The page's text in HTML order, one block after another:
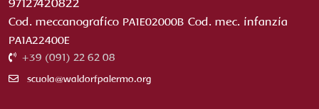
97127420822
Cod. meccanografico PA1E02000B Cod. mec. infanzia
PA1A22400E
+39 (091) 22 62 08
scuola@waldorfpalermo.org